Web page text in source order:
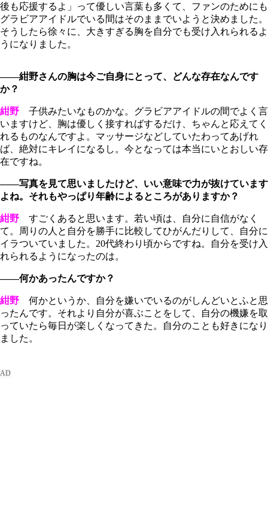
後も応援するよ」って優しい言葉も多くて、ファンのためにも
グラビアアイドルでいる間はそのままでいようと決めました。
そうしたら徐々に、大きすぎる胸を自分でも受け入れられるよ
うになりました。
――紺野さんの胸は今ご自身にとって、どんな存在なんです
か？
紺野 子供みたいなものかな。グラビアアイドルの間でよく言
いますけど、胸は優しく接すればするだけ、ちゃんと応えてく
れるものなんですよ。マッサージなどしていたわってあげれ
ば、絶対にキレイになるし。今となっては本当にいとおしい存
在ですね。
――写真を見て思いましたけど、いい意味で力が抜けています
よね。それもやっぱり年齢によるところがありますか？
紺野 すごくあると思います。若い頃は、自分に自信がなく
て。周りの人と自分を勝手に比較してひがんだりして、自分に
イラついていました。20代終わり頃からですね。自分を受け入
れられるようになったのは。
――何かあったんですか？
紺野 何かというか、自分を嫌いでいるのがしんどいとふと思
ったんです。それより自分が喜ぶことをして、自分の機嫌を取
っていたら毎日が楽しくなってきた。自分のことも好きになり
ました。